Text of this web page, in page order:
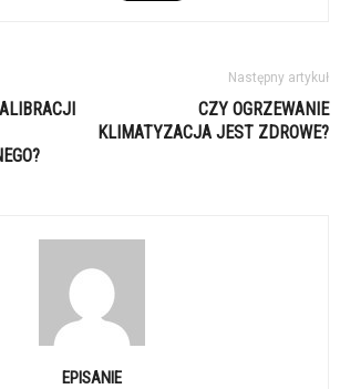
Następny artykuł
CZY OGRZEWANIE
KLIMATYZACJA JEST ZDROWE?
EPISANIE